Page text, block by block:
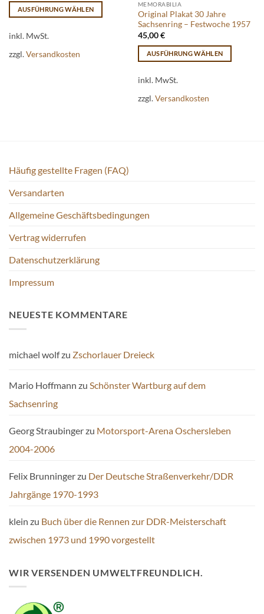
AUSFÜHRUNG WÄHLEN
Produkt
mehrere
gewählt
inkl. MwSt.
zzgl.Versandkosten
MEMORABILIA
Original Plakat 30 Jahre
Sachsenring – Festwoche 1957
45,00€
AUSFÜHRUNG WÄHLEN
Produkt
mehrere
gewählt
inkl. MwSt.
zzgl.Versandkosten
Häufig gestellte Fragen (FAQ)
Versandarten
Allgemeine Geschäftsbedingungen
Vertrag widerrufen
Datenschutzerklärung
Impressum
NEUESTE KOMMENTARE
michael wolfzu Zschorlauer Dreieck
Mario Hoffmann zu Schönster Wartburg auf dem
Sachsenring
Georg Straubingerzu Motorsport-Arena Oschersleben
2004-2006
Felix Brunningerzu Der Deutsche Straßenverkehr/DDR
Jahrgänge 1970-1993
klein zu Buch über die Rennen zur DDR-Meisterschaft
zwischen 1973 und 1990 vorgestellt
WIR VERSENDEN UMWELTFREUNDLICH.